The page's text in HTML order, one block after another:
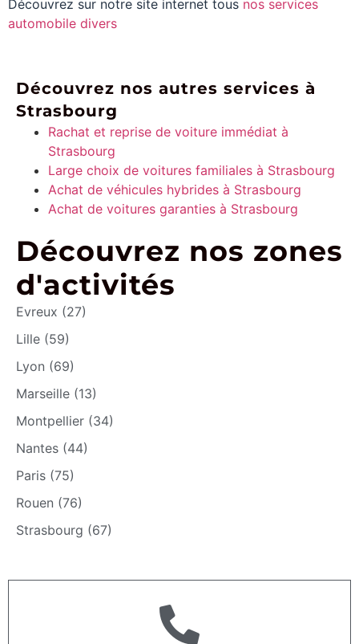
Découvrez sur notre site internet tous nos services
automobile divers
Découvrez nos autres services à
Strasbourg
Rachat et reprise de voiture immédiat à
Strasbourg
Large choix de voitures familiales à Strasbourg
Achat de véhicules hybrides à Strasbourg
Achat de voitures garanties à Strasbourg
Découvrez nos zones
d'activités
Evreux (27)
Lille (59)
Lyon (69)
Marseille (13)
Montpellier (34)
Nantes (44)
Paris (75)
Rouen (76)
Strasbourg (67)